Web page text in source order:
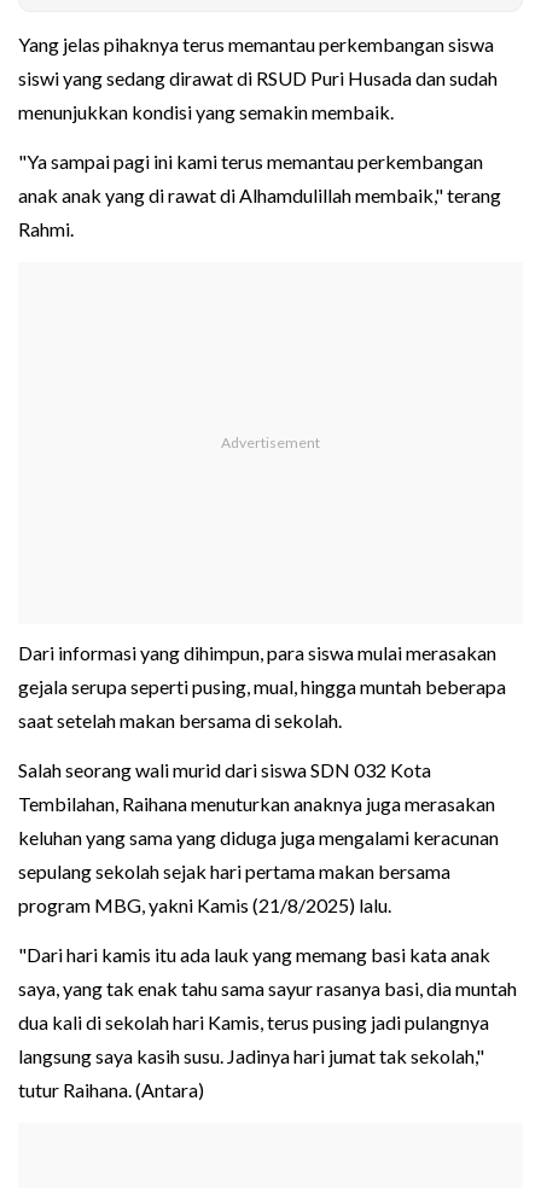
Yang jelas pihaknya terus memantau perkembangan siswa
siswi yang sedang dirawat di RSUD Puri Husada dan sudah
menunjukkan kondisi yang semakin membaik.
"Ya sampai pagi ini kami terus memantau perkembangan
anak anak yang di rawat di Alhamdulillah membaik," terang
Rahmi.
Dari informasi yang dihimpun, para siswa mulai merasakan
gejala serupa seperti pusing, mual, hingga muntah beberapa
saat setelah makan bersama di sekolah.
Salah seorang wali murid dari siswa SDN 032 Kota
Tembilahan, Raihana menuturkan anaknya juga merasakan
keluhan yang sama yang diduga juga mengalami keracunan
sepulang sekolah sejak hari pertama makan bersama
program MBG, yakni Kamis (21/8/2025) lalu.
"Dari hari kamis itu ada lauk yang memang basi kata anak
saya, yang tak enak tahu sama sayur rasanya basi, dia muntah
dua kali di sekolah hari Kamis, terus pusing jadi pulangnya
langsung saya kasih susu. Jadinya hari jumat tak sekolah,"
tutur Raihana. (Antara)